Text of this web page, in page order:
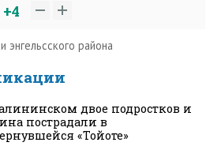
+4
энгельсского района
двое подростков и
пострадали в
«Тойоте»